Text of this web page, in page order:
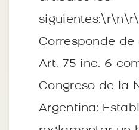
Corresponde de
Art. 75 inc. 6
Congreso de la
Argentina: